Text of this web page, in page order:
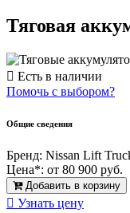
Тяговая
Есть в наличии
Помочь с выбором?
Общие сведения
Бренд: Nissan Lift
Цена*: от 80 900 руб.
Добавить в корзину
Узнать цену